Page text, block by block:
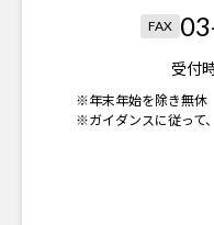
FAX
受付
※年末年始を除き無休
※ガイダンスに従って